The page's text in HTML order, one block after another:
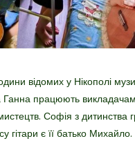
відомих у Нікополі
працюють
Софія з дитинства
гітари є її батько Михайло.